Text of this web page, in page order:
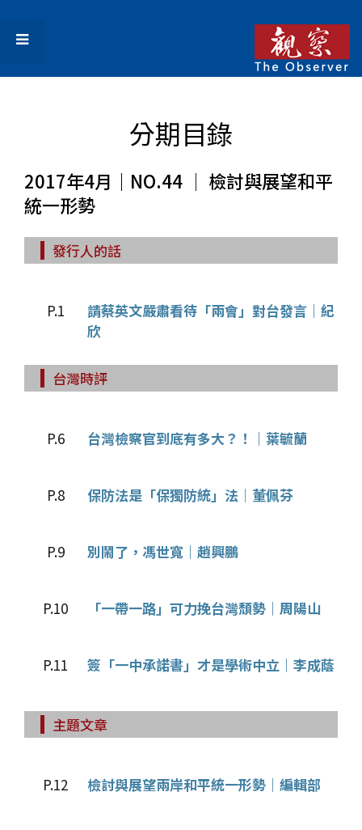
分期目錄
2017年4月｜NO.44 │ 檢討與展望和平
統一形勢
發行人的話
P.1
請蔡英文嚴肅看待「兩會」對台發言｜紀
欣
台灣時評
P.6 台灣檢察官到底有多大？！｜葉毓蘭
P.8 保防法是「保獨防統」法｜董佩芬
P.9 別鬧了，馮世寬｜趙興鵬
P.10 「一帶一路」可力挽台灣頹勢｜周陽山
P.11 簽「一中承諾書」才是學術中立｜李成蔭
主題文章
P.12 檢討與展望兩岸和平統一形勢｜編輯部